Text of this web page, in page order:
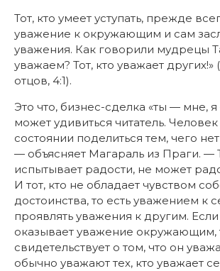
Тот, кто умеет уступать, прежде
уважение к окружающим и сам
уважения. Как говорили мудрецы
уважаем? Тот, кто уважает других!»
отцов, 4:1).
Это что, бизнес-сделка «ты — мне,
может удивиться читатель.
состоянии поделиться тем, чего
— объясняет Магараль из Праги. —
испытывает радости, не может
И тот, кто не обладает чувством
достоинства, то есть уважением к
проявлять уважения к другим.
оказывает уважение окружающим,
свидетельствует о том, что он
обычно уважают тех, кто уважает